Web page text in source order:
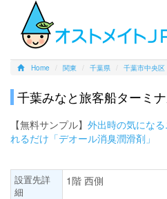
Home 関東 千葉県 千葉市中央区
千葉みなと旅客船ターミ
【無料サンプル】 外出時の気にな
れるだけ「デオール消臭潤滑剤」
設置先詳
細
1階 西側